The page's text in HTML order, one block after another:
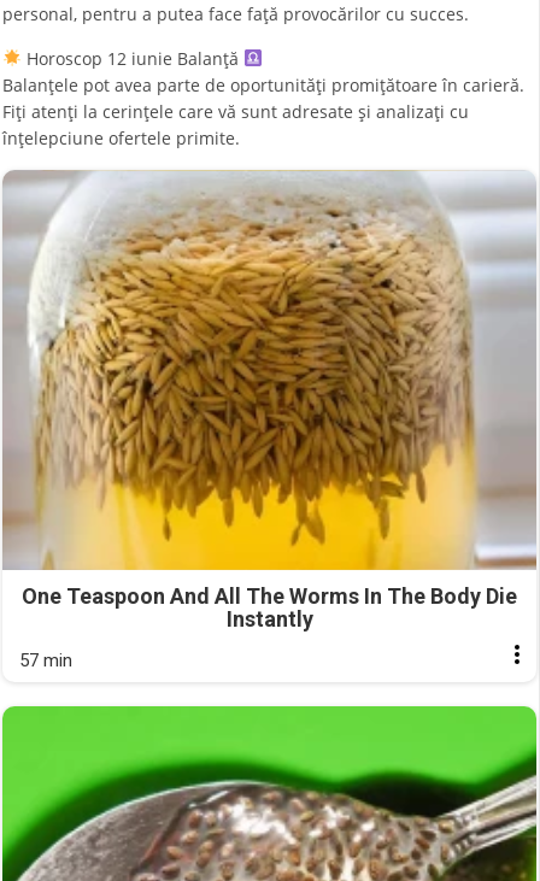
personal, pentru a putea face față provocărilor cu succes.
Horoscop 12 iunie Balanță
Balanțele pot avea parte de oportunități promițătoare în carieră.
Fiți atenți la cerințele care vă sunt adresate și analizați cu
înțelepciune ofertele primite.
One Teaspoon And All The Worms In The Body Die
Instantly
57 min